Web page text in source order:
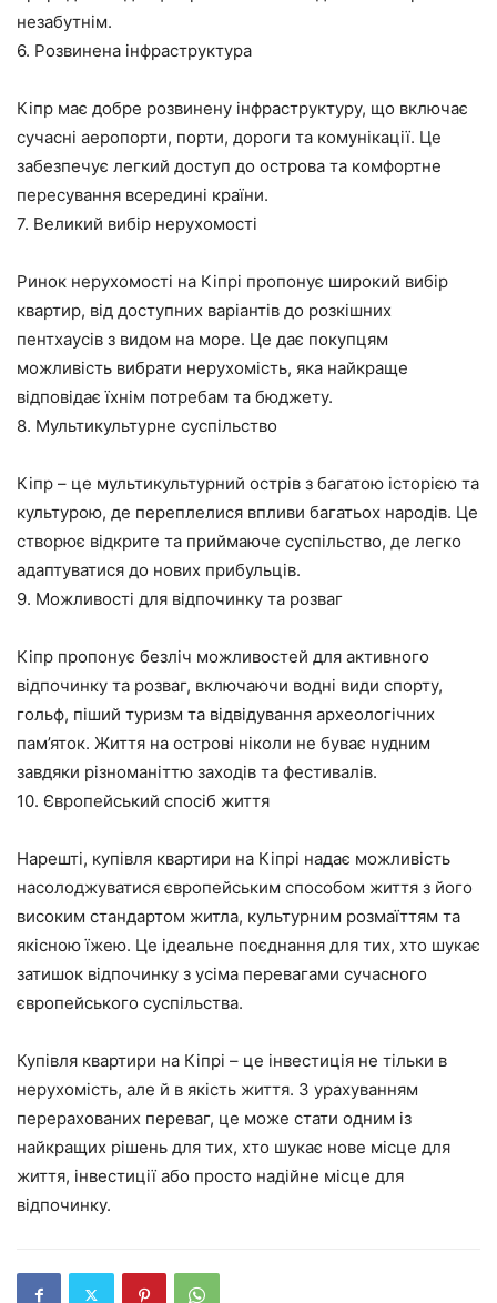
незабутнім.
6. Розвинена інфраструктура
Кіпр має добре розвинену інфраструктуру, що включає
сучасні аеропорти, порти, дороги та комунікації. Це
забезпечує легкий доступ до острова та комфортне
пересування всередині країни.
7. Великий вибір нерухомості
Ринок нерухомості на Кіпрі пропонує широкий вибір
квартир, від доступних варіантів до розкішних
пентхаусів з видом на море. Це дає покупцям
можливість вибрати нерухомість, яка найкраще
відповідає їхнім потребам та бюджету.
8. Мультикультурне суспільство
Кіпр – це мультикультурний острів з багатою історією та
культурою, де переплелися впливи багатьох народів. Це
створює відкрите та приймаюче суспільство, де легко
адаптуватися до нових прибульців.
9. Можливості для відпочинку та розваг
Кіпр пропонує безліч можливостей для активного
відпочинку та розваг, включаючи водні види спорту,
гольф, піший туризм та відвідування археологічних
пам’яток. Життя на острові ніколи не буває нудним
завдяки різноманіттю заходів та фестивалів.
10. Європейський спосіб життя
Нарешті, купівля квартири на Кіпрі надає можливість
насолоджуватися європейським способом життя з його
високим стандартом житла, культурним розмаїттям та
якісною їжею. Це ідеальне поєднання для тих, хто шукає
затишок відпочинку з усіма перевагами сучасного
європейського суспільства.
Купівля квартири на Кіпрі – це інвестиція не тільки в
нерухомість, але й в якість життя. З урахуванням
перерахованих переваг, це може стати одним із
найкращих рішень для тих, хто шукає нове місце для
життя, інвестиції або просто надійне місце для
відпочинку.